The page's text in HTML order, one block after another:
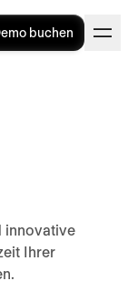
buchen
innovative
Ihrer